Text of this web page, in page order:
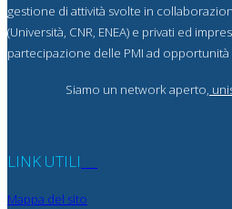
gestione di attività svolte in
(Università, CNR, ENEA) e privati ed
partecipazione delle PMI ad
Siamo un network aperto,
LINK UTILI
Mappa del sito